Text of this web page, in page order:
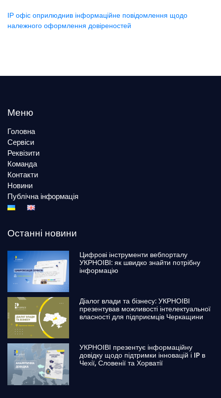
ІР офіс оприлюднив інформаційне повідомлення щодо
належного оформлення довіреностей
Меню
Головна
Сервіси
Реквізити
Команда
Контакти
Новини
Публічна інформація
Останні новини
Цифрові інструменти вебпорталу
УКРНОІВІ: як швидко знайти потрібну
інформацію
Діалог влади та бізнесу: УКРНОІВІ
презентував можливості інтелектуальної
власності для підприємців Черкащини
УКРНОІВІ презентує інформаційну
довідку щодо підтримки інновацій і IP в
Чехії, Словенії та Хорватії